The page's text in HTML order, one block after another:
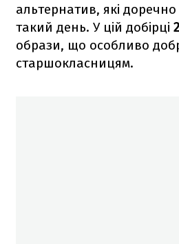
альтернатив, які
такий день. У цій добірці
образи, що особливо
старшокласницям.